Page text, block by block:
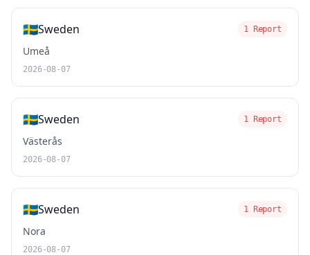
🇸🇪Sweden 1 Report
Umeå
2026-08-07
🇸🇪Sweden 1 Report
Västerås
2026-08-07
🇸🇪Sweden 1 Report
Nora
2026-08-07